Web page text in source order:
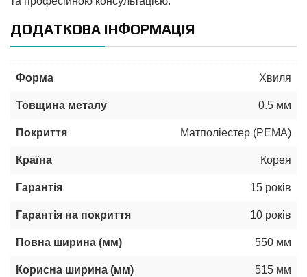
ДОДАТКОВА ІНФОРМАЦІЯ
Форма Хвиля
Товщина металу 0.5 мм
Покриття Матполіестер (РЕМА)
Країна Корея
Гарантія 15 років
Гарантія на покриття 10 років
Повна ширина (мм) 550 мм
Корисна ширина (мм) 515 мм